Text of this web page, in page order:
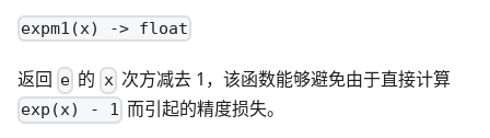
expm1(x) -> float
返回 e 的 x次方减去 1，该函数能够避免由于直接计算
exp(x) - 1 而引起的精度损失。